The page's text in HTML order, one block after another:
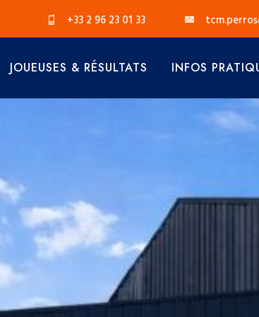
+33 2 96 23 01 33
JOUEUSES & RÉSULTATS INFOS